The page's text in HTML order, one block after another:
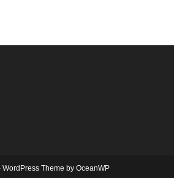
WordPress Theme by OceanWP